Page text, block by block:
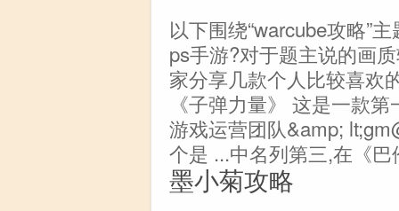
以下围绕“warcube攻略”
ps手游?对于题主说的画
家分享几款个人比较喜欢
《子弹力量》 这是一款
游戏运营团队&amp;
个是 ...中名列第三,在《巴
墨小菊攻略